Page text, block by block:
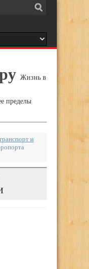
Жизнь в
пределы
и